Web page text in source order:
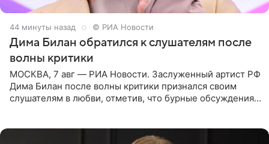
44 минуты назад © РИА Новости
Дима Билан обратился к слушателям после
волны критики
МОСКВА, 7 авг — РИА Новости. Заслуженный артист РФ
Дима Билан после волны критики признался своим
слушателям в любви, отметив, что бурные обсуждения